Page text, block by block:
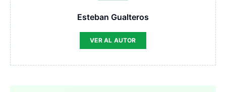
Esteban Gualteros
VER AL AUTOR